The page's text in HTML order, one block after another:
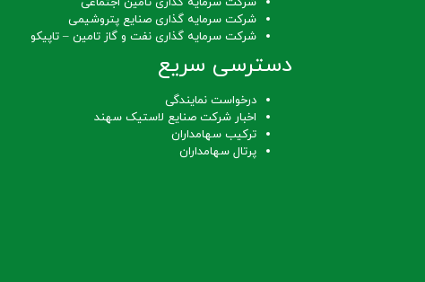
شرکت سرمایه گذاری صنایع پتروشیمی
شرکت سرمایه گذاری نفت و گاز تامین – تاپیکو
دسترسی سریع
درخواست نمایندگی
اخبار شرکت صنایع لاستیک سهند
ترکیب سهامداران
پرتال سهامداران